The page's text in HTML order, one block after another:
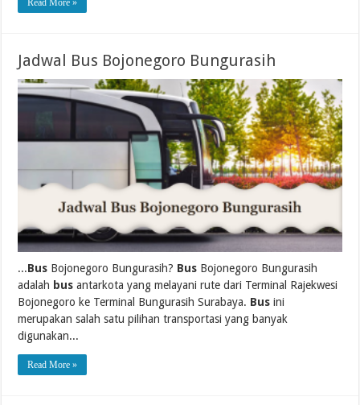
Read More »
Jadwal Bus Bojonegoro Bungurasih
...Bus Bojonegoro Bungurasih? Bus Bojonegoro Bungurasih
adalah bus antarkota yang melayani rute dari Terminal Rajekwesi
Bojonegoro ke Terminal Bungurasih Surabaya. Bus ini
merupakan salah satu pilihan transportasi yang banyak
digunakan...
Read More »